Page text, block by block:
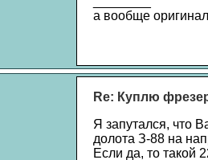
а вообще
Re: Куплю
Я запутался, что
долота З-88 на
Если да, то такой